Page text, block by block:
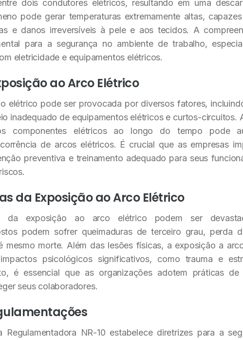
dois condutores elétricos, resultando em uma
pode gerar temperaturas extremamente altas,
e danos irreversíveis à pele e aos tecidos. A
para a segurança no ambiente de trabalho,
eletricidade e equipamentos elétricos.
ao Arco Elétrico
elétrico pode ser provocada por diversos fatores,
inadequado de equipamentos elétricos e curtos-circuitos.
componentes elétricos ao longo do tempo pode
de arcos elétricos. É crucial que as empresas
preventiva e treinamento adequado para seus
da Exposição ao Arco Elétrico
da exposição ao arco elétrico podem ser
podem sofrer queimaduras de terceiro grau, perda
mesmo morte. Além das lesões físicas, a exposição a
psicológicos significativos, como trauma e
é essencial que as organizações adotem práticas de
seus colaboradores.
Regulamentadora NR-10 estabelece diretrizes para a